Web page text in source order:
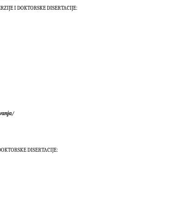
I DOKTORSKE DISERTACIJE:
DISERTACIJE: